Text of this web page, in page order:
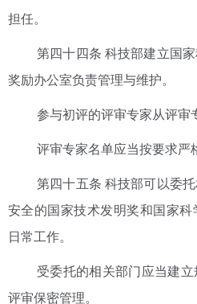
担任。
第四十四条 科技部建立国
奖励办公室负责管理与维护。
参与初评的评审专家从评审
评审专家名单应当按要求严
第四十五条 科技部可以委
安全的国家技术发明奖和国家
日常工作。
受委托的相关部门应当建
评审保密管理。